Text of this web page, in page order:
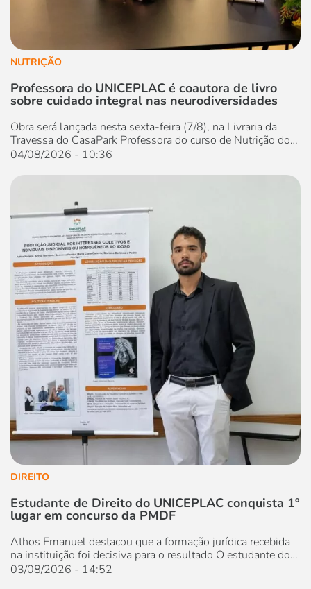
NUTRIÇÃO
Professora do UNICEPLAC é coautora de livro
sobre cuidado integral nas neurodiversidades
Obra será lançada nesta sexta-feira (7/8), na Livraria da
Travessa do CasaPark Professora do curso de Nutrição do
Centro Universitário UNICEPLAC e nutricionista infantil,
Funcional e Cuidado Integral nas Neurodiversidades”. A
da Travessa, no CasaPark. Com...
04/08/2026 - 10:36
DIREITO
Estudante de Direito do UNICEPLAC conquista 1º
lugar em concurso da PMDF
Athos Emanuel destacou que a formação jurídica recebida
na instituição foi decisiva para o resultado O estudante do
7º semestre do curso de Direito do Centro Universitário
03/08/2026 - 14:52